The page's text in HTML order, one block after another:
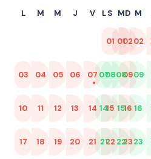
L M M J V S D
01 02
03 04 05 06 07 08 09
10 11 12 13 14 15 16
17 18 19 20 21 22 23
L M M
01 02
07 08 09
14 15 16
21 22 23